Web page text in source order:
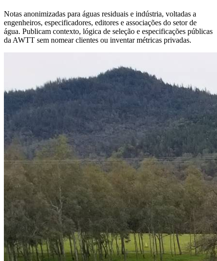
Notas anonimizadas para águas residuais e indústria, voltadas a
engenheiros, especificadores, editores e associações do setor de
água. Publicam contexto, lógica de seleção e especificações públicas
da AWTT sem nomear clientes ou inventar métricas privadas.